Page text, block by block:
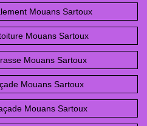
Mouans Sartoux
Mouans Sartoux
Mouans Sartoux
Mouans Sartoux
Mouans Sartoux